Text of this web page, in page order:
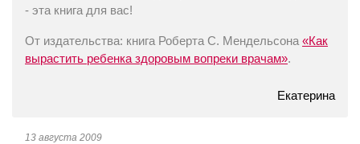
- эта книга для вас!
От издательства: книга Роберта С. Мендельсона «Как
вырастить ребенка здоровым вопреки врачам».
Екатерина
13 августа 2009